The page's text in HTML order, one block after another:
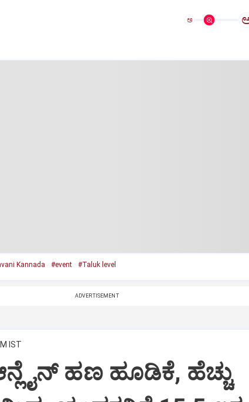
ಅ
Kannada #event #Taluk level
ADVERTISEMENT
IST
ಹಣ ಹೂಡಿಕೆ, ಹೆಚ್ಚು